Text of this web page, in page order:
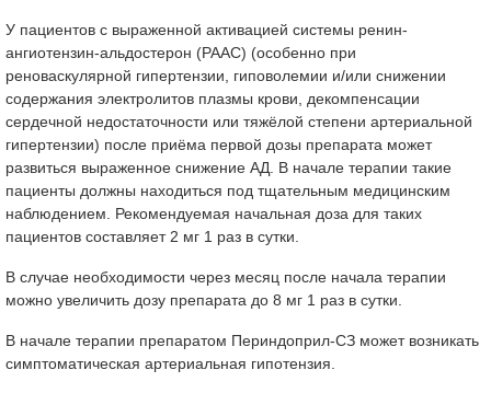
У пациентов с выраженной активацией системы ренин-
ангиотензин-альдостерон (РААС) (особенно при
реноваскулярной гипертензии, гиповолемии и/или снижении
содержания электролитов плазмы крови, декомпенсации
сердечной недостаточности или тяжёлой степени артериальной
гипертензии) после приёма первой дозы препарата может
развиться выраженное снижение АД. В начале терапии такие
пациенты должны находиться под тщательным медицинским
наблюдением. Рекомендуемая начальная доза для таких
пациентов составляет 2 мг 1 раз в сутки.
В случае необходимости через месяц после начала терапии
можно увеличить дозу препарата до 8 мг 1 раз в сутки.
В начале терапии препаратом Периндоприл-СЗ может возникать
симптоматическая артериальная гипотензия.